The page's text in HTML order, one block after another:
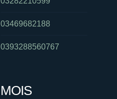
03469682188
0393288560767
MOIS